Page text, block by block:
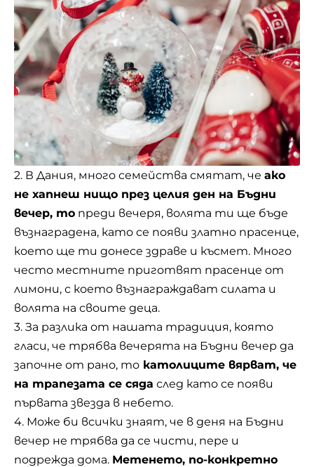
2. В Дания, много семейства смятат, че ако
не хапнеш нищо през целия ден на Бъдни
вечер, то преди вечеря, волята ти ще бъде
възнаградена, като се появи златно прасенце,
което ще ти донесе здраве и късмет. Много
често местните приготвят прасенце от
лимони, с което възнаграждават силата и
волята на своите деца.
3. За разлика от нашата традиция, която
гласи, че трябва вечерята на Бъдни вечер да
започне от рано, то католиците вярват, че
на трапезата се сяда след като се появи
първата звезда в небето.
4. Може би всички знаят, че в деня на Бъдни
вечер не трябва да се чисти, пере и
подрежда дома. Метенето, по-конкретно